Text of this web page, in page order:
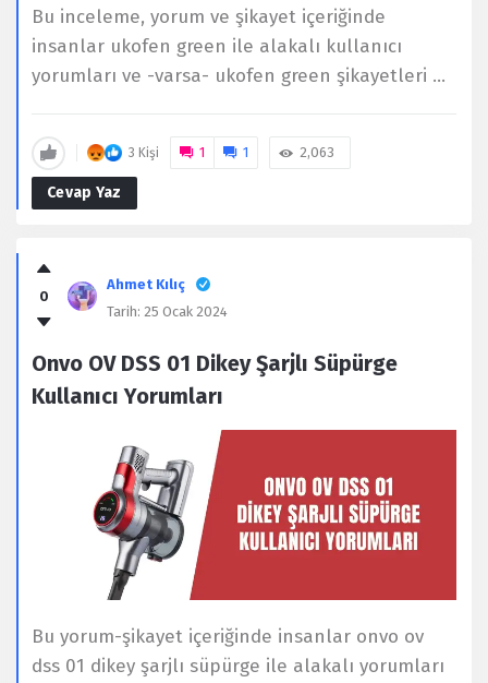
Bu inceleme, yorum ve şikayet içeriğinde
insanlar ukofen green ile alakalı kullanıcı
yorumları ve -varsa- ukofen green şikayetleri ...
3 Kişi 1 1 2,063
Cevap Yaz
0
Ahmet Kılıç
Tarih: 25 Ocak 2024
Onvo OV DSS 01 Dikey Şarjlı Süpürge
Kullanıcı Yorumları
Bu yorum-şikayet içeriğinde insanlar onvo ov
dss 01 dikey şarjlı süpürge ile alakalı yorumları